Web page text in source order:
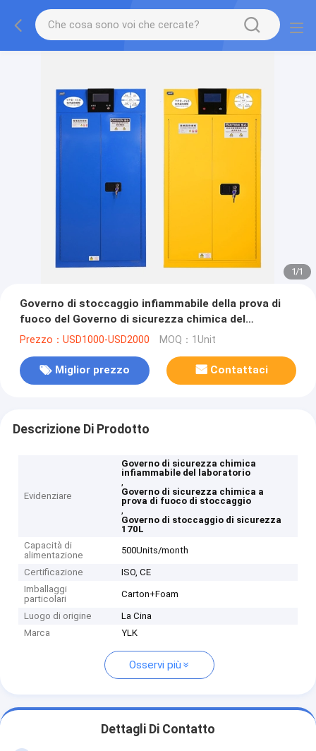
1/1
Governo di stoccaggio infiammabile della prova di
fuoco del Governo di sicurezza chimica del
laboratorio
Prezzo：USD1000-USD2000 MOQ：1Unit
Miglior prezzo Contattaci
Descrizione Di Prodotto
Evidenziare
Governo di sicurezza chimica
infiammabile del laboratorio
,
Governo di sicurezza chimica a
prova di fuoco di stoccaggio
,
Governo di stoccaggio di sicurezza
170L
Capacità di
alimentazione
500Units/month
Certificazione
ISO, CE
Imballaggi
particolari
Carton+Foam
Luogo di origine
La Cina
Marca
YLK
Osservi più
Dettagli Di Contatto